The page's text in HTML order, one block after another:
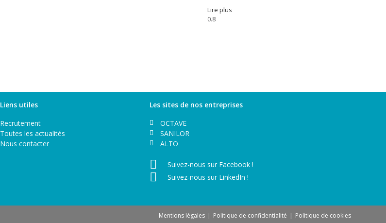
Lire plus
Liens utiles
Recrutement
Toutes les actualités
Nous contacter
Les sites de nos entreprises
OCTAVE
SANILOR
ALTO
Suivez-nous sur Facebook !
Suivez-nous sur LinkedIn !
Mentions légales Politique de confidentialité Politique de cookies